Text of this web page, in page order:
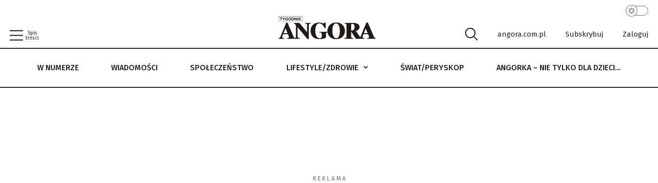
Spis
treści
angora.com.pl Subskrybuj Zaloguj
W NUMERZE WIADOMOŚCI SPOŁECZEŃSTWO LIFESTYLE/ZDROWIE ŚWIAT/PERYSKOP ANGORKA – NIE TYLKO DLA DZIECI…
W NUMERZE WIADOMOŚCI SPOŁECZEŃSTWO LIFESTYLE/ZDROWIE ŚWIAT/PERYSKOP ANGORKA – NIE TYLKO DLA DZIECI…
R E K L A M A